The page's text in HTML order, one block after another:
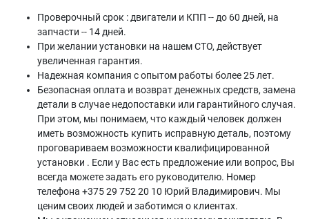
Проверочный срок : двигатели и КПП -- до 60 дней, на
запчасти -- 14 дней.
При желании установки на нашем СТО, действует
увеличенная гарантия.
Надежная компания с опытом работы более 25 лет.
Безопасная оплата и возврат денежных средств, замена
детали в случае недопоставки или гарантийного случая.
При этом, мы понимаем, что каждый человек должен
иметь возможность купить исправную деталь, поэтому
проговариваем возможности квалифицированной
установки . Если у Вас есть предложение или вопрос, Вы
всегда можете задать его руководителю. Номер
телефона +375 29 752 20 10 Юрий Владимирович. Мы
ценим своих людей и заботимся о клиентах.